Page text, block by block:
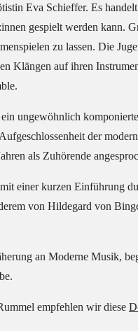
Eva Schieffer. Es
gespielt werden kann.
zu lassen. Die
Klängen auf ihren
ungewöhnlich
der
als Zuhörende
einer kurzen Einführung
von Hildegard von
an Moderne Musik,
empfehlen wir diese